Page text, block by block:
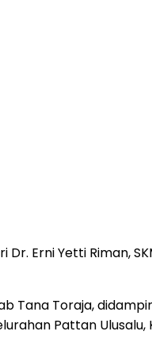
Erni Yetti Riman,
Tana Toraja,
Pattan